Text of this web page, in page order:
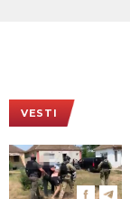
VESTI